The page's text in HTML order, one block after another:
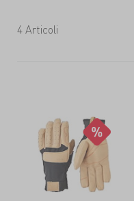
sintetica extra-forte
4 Articoli